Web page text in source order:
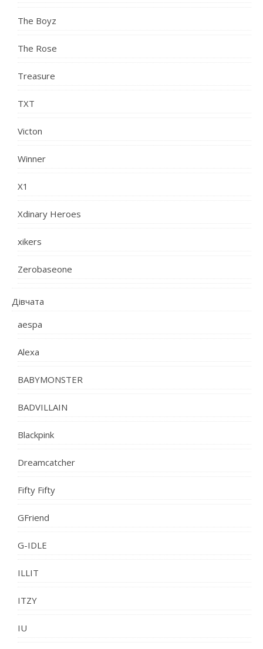
The Boyz
The Rose
Treasure
TXT
Victon
Winner
X1
Xdinary Heroes
xikers
Zerobaseone
Дівчата
aespa
Alexa
BABYMONSTER
BADVILLAIN
Blackpink
Dreamcatcher
Fifty Fifty
GFriend
G-IDLE
ILLIT
ITZY
IU